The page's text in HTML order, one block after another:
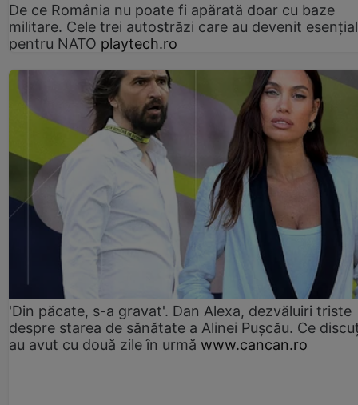
De ce România nu poate fi apărată doar cu baze
militare. Cele trei autostrăzi care au devenit
pentru NATO playtech.ro
'Din păcate, s-a gravat'. Dan Alexa, dezvăluiri triste
despre starea de sănătate a Alinei Pușcău. Ce
au avut cu două zile în urmă www.cancan.ro